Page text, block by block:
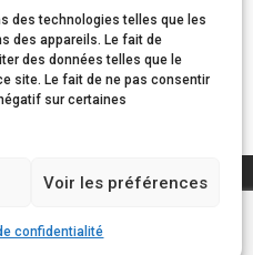
des technologies telles que les
des appareils. Le fait de
des données telles que le
site. Le fait de ne pas consentir
sur certaines
Voir les préférences
confidentialité